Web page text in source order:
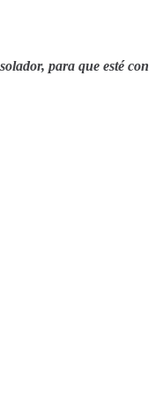
para que esté con